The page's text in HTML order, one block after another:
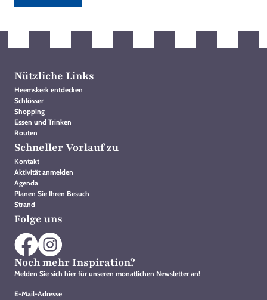
Nützliche Links
Heemskerk entdecken
Schlösser
Shopping
Essen und Trinken
Routen
Schneller Vorlauf zu
Kontakt
Aktivität anmelden
Agenda
Planen Sie Ihren Besuch
Strand
Folge uns
Noch mehr Inspiration?
Melden Sie sich hier für unseren monatlichen Newsletter an!
E-Mail-Adresse